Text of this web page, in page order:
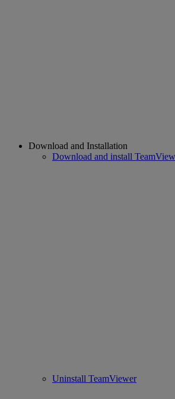
Download and Installation
Download and install
Uninstall TeamViewer